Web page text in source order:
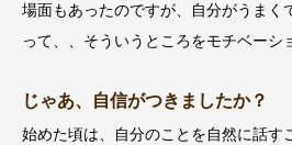
場面もあったのですが、自分がうまく
って、、そういうところをモチベーシ
じゃあ、自信がつきましたか？
始めた頃は、自分のことを自然に話す